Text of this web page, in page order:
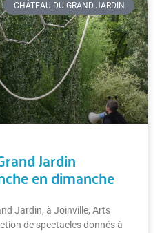
CHÂTEAU DU GRAND JARDIN
Jardin
en dimanche
Jardin, à Joinville, Arts
de spectacles donnés à